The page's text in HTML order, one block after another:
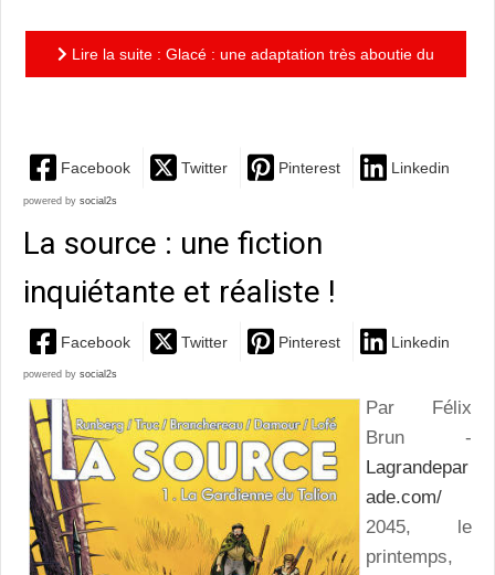
Lire la suite : Glacé : une adaptation très aboutie du
Facebook Twitter Pinterest Linkedin
powered by social2s
La source : une fiction
inquiétante et réaliste !
Facebook Twitter Pinterest Linkedin
powered by social2s
Par Félix
Brun -
Lagrandepar
ade.com/
2045, le
printemps,